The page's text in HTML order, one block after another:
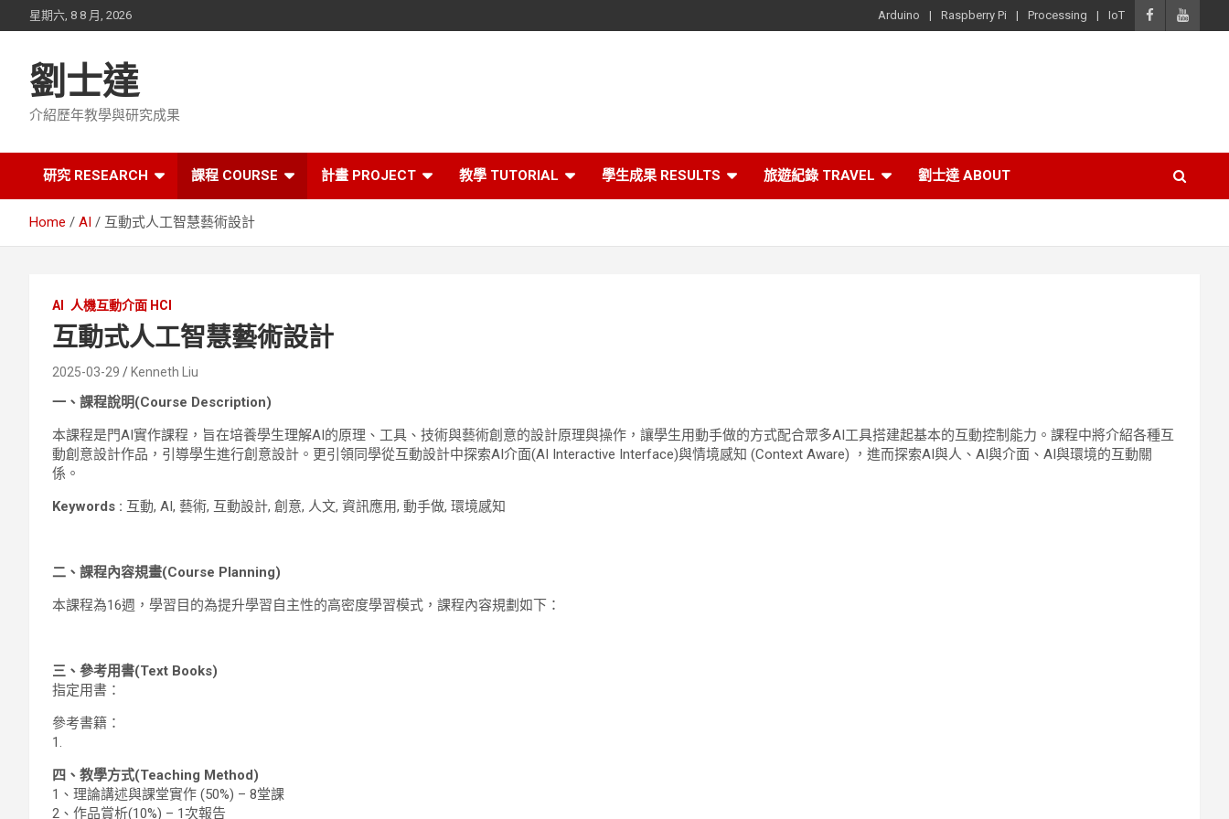
to
星期六, 8 8 月, 2026 Arduino Raspberry Pi Processing IoT
劉士達
介紹歷年教學與研究成果
研究 RESEARCH 課程 COURSE 計畫 PROJECT 教學 TUTORIAL 學生成果 RESULTS 旅遊紀錄 TRAVEL 劉士達 ABOUT
Home AI 互動式人工智慧藝術設計
AI 人機互動介面 HCI
互動式人工智慧藝術設計
2025-03-29 Kenneth Liu
一、課程說明(Course Description)
本課程是門AI實作課程，旨在培養學生理解AI的原理、工具、技術與藝術創意的設計原理與操作，讓學生用動手做的方式配合眾多AI工具搭建起基本的互動控制能力。課程中將介紹各種互
動創意設計作品，引導學生進行創意設計。更引領同學從互動設計中探索AI介面(AI Interactive Interface)與情境感知 (Context Aware) ，進而探索AI與人、AI與介面、AI與環境的互動關
係。
Keywords : 互動, AI, 藝術, 互動設計, 創意, 人文, 資訊應用, 動手做, 環境感知
二、課程內容規畫(Course Planning)
本課程為16週，學習目的為提升學習自主性的高密度學習模式，課程內容規劃如下：
三、參考用書(Text Books)
指定用書：
參考書籍：
1.
四、教學方式(Teaching Method)
1、理論講述與課堂實作 (50%) – 8堂課
2、作品賞析(10%) – 1次報告